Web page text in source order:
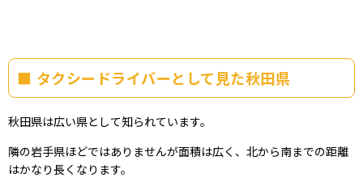
タクシードライバーとして見た秋田県
秋田県は広い県として知られています。
隣の岩手県ほどではありませんが面積は広く、北から南までの距離
はかなり長くなります。